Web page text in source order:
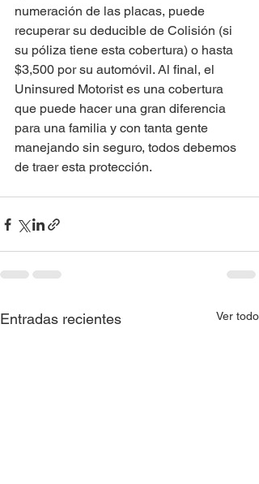
numeración de las placas, puede
recuperar su deducible de Colisión (si
su póliza tiene esta cobertura) o hasta
$3,500 por su automóvil. Al final, el
Uninsured Motorist es una cobertura
que puede hacer una gran diferencia
para una familia y con tanta gente
manejando sin seguro, todos debemos
de traer esta protección.
Entradas recientes Ver todo